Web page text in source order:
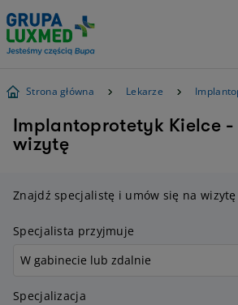
Strona główna Lekarze
Implantoprotetyk Kielce -
wizytę
Znajdź specjalistę i umów się na wizytę
Specjalista przyjmuje
Specjalizacja